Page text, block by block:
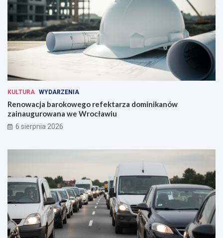
KULTURA WYDARZENIA
Renowacja barokowego refektarza dominikanów
zainaugurowana we Wrocławiu
6 sierpnia 2026